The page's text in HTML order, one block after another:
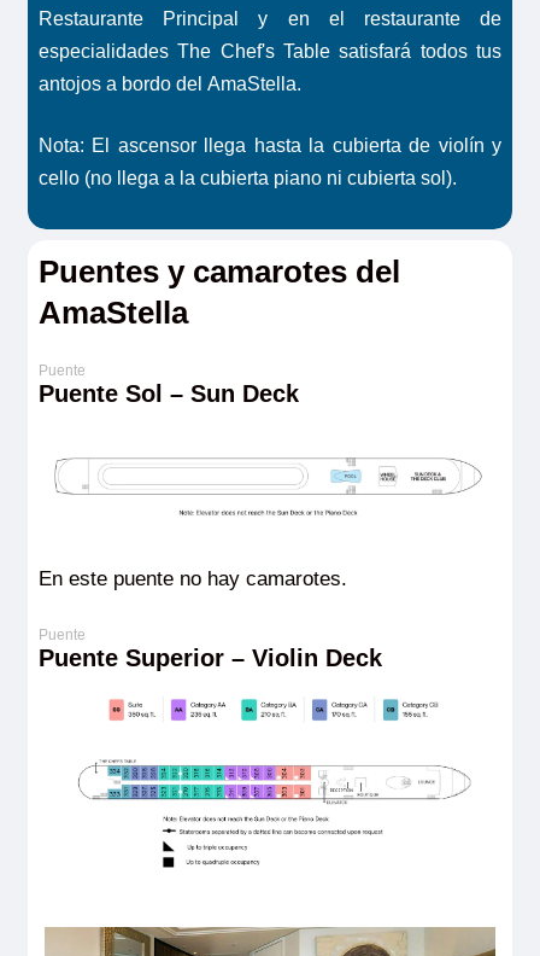
Restaurante Principal y en el restaurante de
especialidades The Chef's Table satisfará todos tus
antojos a bordo del AmaStella.
Nota: El ascensor llega hasta la cubierta de violín y
cello (no llega a la cubierta piano ni cubierta sol).
Puentes y camarotes del
AmaStella
Puente Sol – Sun Deck
En este puente no hay camarotes.
Puente Superior – Violin Deck